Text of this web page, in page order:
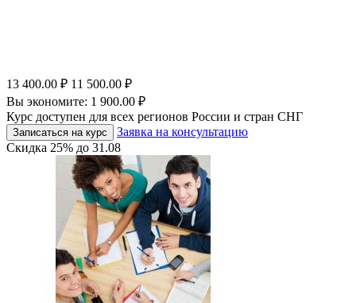
13 400.00 ₽ 11 500.00 ₽
Вы экономите: 1 900.00 ₽
Курс доступен для всех регионов России и стран СНГ
Записаться на курс
Заявка на консультацию
Скидка 25% до 31.08